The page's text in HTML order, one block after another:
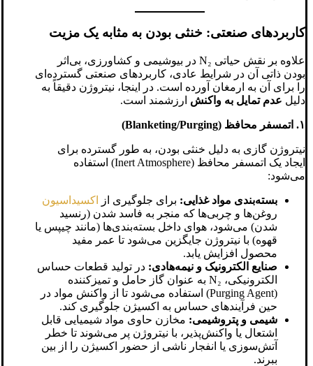
کاربردهای صنعتی: خنثی بودن به مثابه یک مزیت
علاوه بر نقش حیاتی N₂ در بیوشیمی و کشاورزی، بی‌اثر
بودن ذاتی آن در شرایط عادی، کاربردهای صنعتی گسترده‌ای
را برای آن به ارمغان آورده است. در اینجا، نیتروژن دقیقاً به
دلیل عدم تمایل به واکنش ارزشمند است.
۱. اتمسفر محافظ (Blanketing/Purging)
نیتروژن گازی به دلیل خنثی بودن، به طور گسترده برای
ایجاد یک اتمسفر محافظ (Inert Atmosphere) استفاده
می‌شود:
بسته‌بندی مواد غذایی: برای جلوگیری از
اکسیداسیون
روغن‌ها و چربی‌ها که منجر به فاسد شدن (رنسید
شدن) می‌شود، هوای داخل بسته‌بندی‌ها (مانند چیپس یا
قهوه) با نیتروژن جایگزین می‌شود تا عمر مفید
محصول افزایش یابد.
صنایع الکترونیک و نیمه‌هادی: در تولید قطعات حساس
الکترونیکی، N₂ به عنوان گاز حامل و تمیزکننده
(Purging Agent) استفاده می‌شود تا از واکنش مواد در
حین فرآیندهای حساس به اکسیژن جلوگیری کند.
شیمی و پتروشیمی: مخازن حاوی مواد شیمیایی قابل
اشتعال یا واکنش‌پذیر، با نیتروژن پر می‌شوند تا خطر
آتش‌سوزی یا انفجار ناشی از حضور اکسیژن را از بین
ببرند.